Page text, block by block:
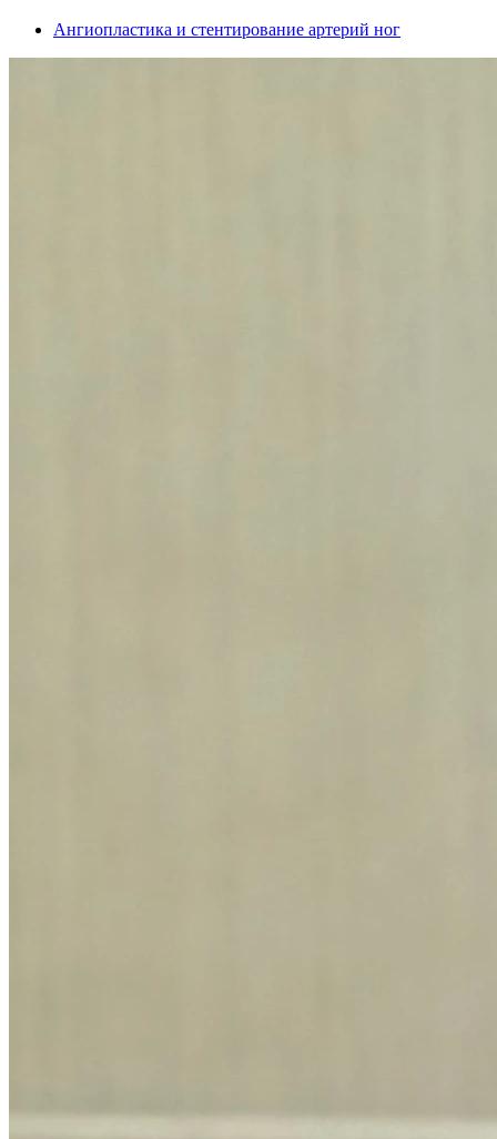
Ангиопластика и стентирование артерий ног